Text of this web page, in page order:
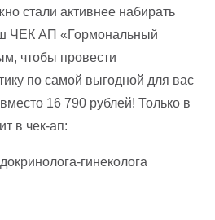
стали активнее набирать
ЧЕК АП «Гормональный
чтобы провести
по самой выгодной для вас
16 790 рублей! Только в
в чек-ап:
гинеколога